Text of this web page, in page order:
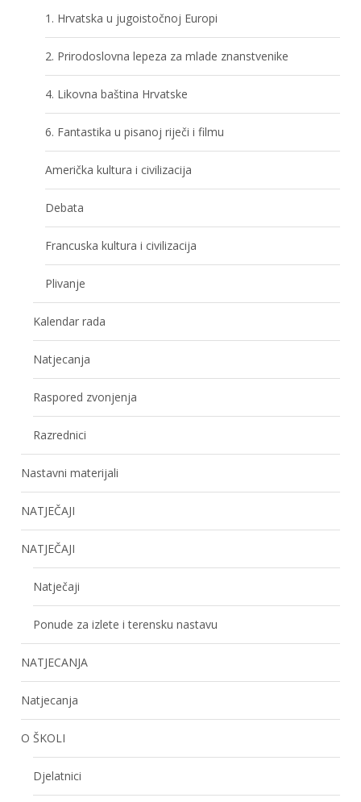
1. Hrvatska u jugoistočnoj Europi
2. Prirodoslovna lepeza za mlade znanstvenike
4. Likovna baština Hrvatske
6. Fantastika u pisanoj riječi i filmu
Američka kultura i civilizacija
Debata
Francuska kultura i civilizacija
Plivanje
Kalendar rada
Natjecanja
Raspored zvonjenja
Razrednici
Nastavni materijali
NATJEČAJI
NATJEČAJI
Natječaji
Ponude za izlete i terensku nastavu
NATJECANJA
Natjecanja
O ŠKOLI
Djelatnici